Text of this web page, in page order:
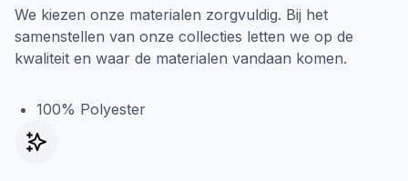
We kiezen onze materialen zorgvuldig. Bij het
samenstellen van onze collecties letten we op de
kwaliteit en waar de materialen vandaan komen.
100% Polyester